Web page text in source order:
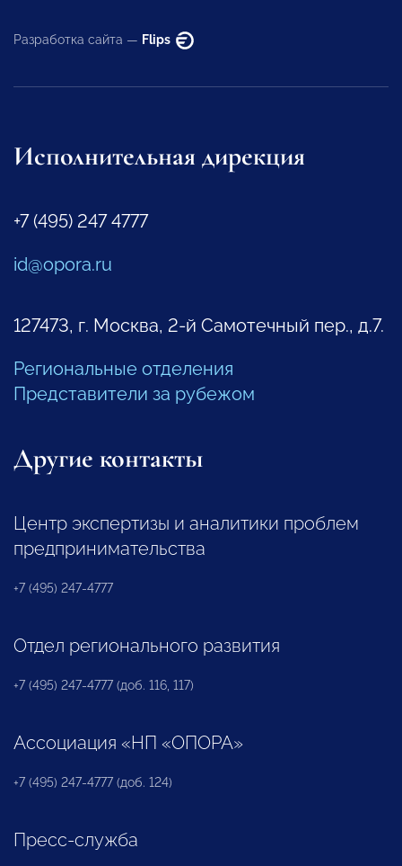
Разработка сайта — Flips
Исполнительная дирекция
+7 (495) 247 4777
id@opora.ru
127473, г. Москва, 2-й Самотечный пер., д.7.
Региональные отделения
Представители за рубежом
Другие контакты
Центр экспертизы и аналитики проблем
предпринимательства
+7 (495) 247-4777
Отдел регионального развития
+7 (495) 247-4777 (доб. 116, 117)
Ассоциация «НП «ОПОРА»
+7 (495) 247-4777 (доб. 124)
Пресс-служба